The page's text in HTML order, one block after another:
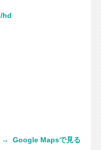
hd
→ Google Mapsで見る